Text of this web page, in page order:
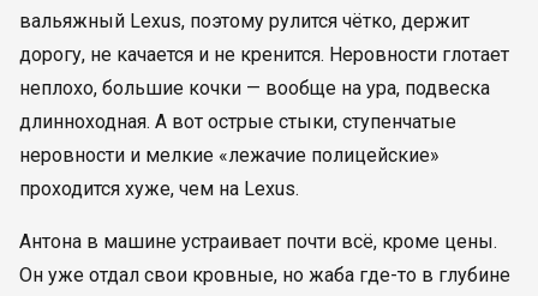
вальяжный Lexus, поэтому рулится чётко, держит
дорогу, не качается и не кренится. Неровности глотает
неплохо, большие кочки — вообще на ура, подвеска
длинноходная. А вот острые стыки, ступенчатые
неровности и мелкие «лежачие полицейские»
проходится хуже, чем на Lexus.
Антона в машине устраивает почти всё, кроме цены.
Он уже отдал свои кровные, но жаба где-то в глубине